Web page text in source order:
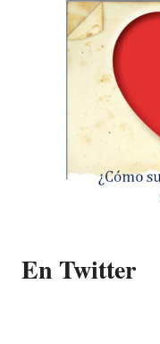
En Twitter